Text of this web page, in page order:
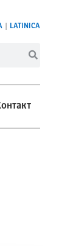
LATINICA